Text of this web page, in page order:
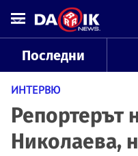
Последни
ИНТЕРВЮ
Репортерът
Николаева,